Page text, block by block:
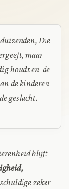
Die
maar
houdt en de
de kinderen
geslacht.
blijft
zeker